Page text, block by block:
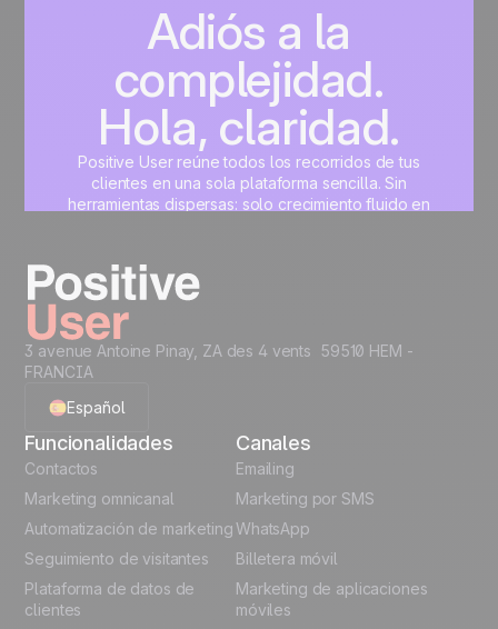
Adiós a la
complejidad.
Hola, claridad.
Positive User reúne todos los recorridos de tus
clientes en una sola plataforma sencilla. Sin
herramientas dispersas: solo crecimiento fluido en
3 avenue Antoine Pinay, ZA des 4 vents 59510 HEM -
FRANCIA
Español
English
French
Polish
German
Funcionalidades
Contactos
Marketing omnicanal
Automatización de marketing
Seguimiento de visitantes
Plataforma de datos de
clientes
Canales
Emailing
Marketing por SMS
WhatsApp
Billetera móvil
Marketing de aplicaciones
móviles